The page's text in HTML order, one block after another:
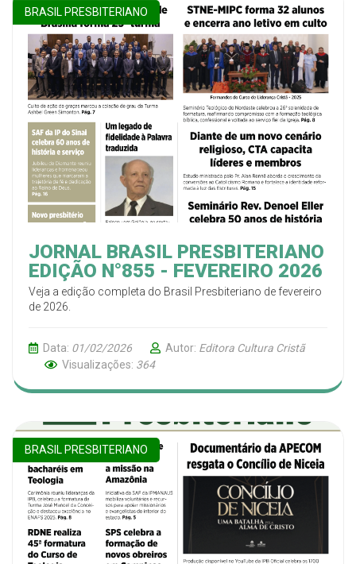
BRASIL PRESBITERIANO
JORNAL BRASIL PRESBITERIANO
EDIÇÃO N°855 - FEVEREIRO 2026
Veja a edição completa do Brasil Presbiteriano de fevereiro
de 2026.
Data: 01/02/2026 Autor: Editora Cultura Cristã
Visualizações: 364
BRASIL PRESBITERIANO